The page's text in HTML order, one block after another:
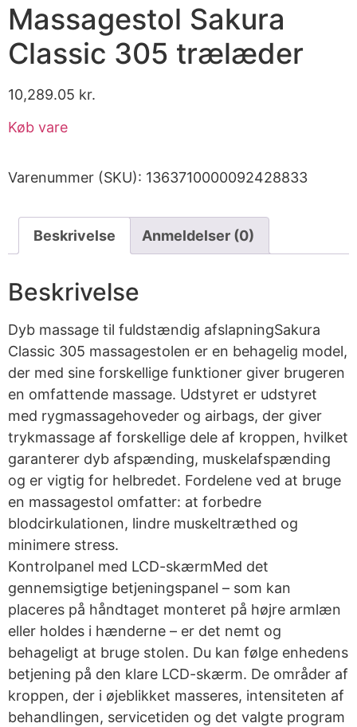
Massagestol Sakura
Classic 305 trælæder
10,289.05 kr.
Køb vare
Varenummer (SKU): 1363710000092428833
Beskrivelse Anmeldelser (0)
Beskrivelse
Dyb massage til fuldstændig afslapningSakura
Classic 305 massagestolen er en behagelig model,
der med sine forskellige funktioner giver brugeren
en omfattende massage. Udstyret er udstyret
med rygmassagehoveder og airbags, der giver
trykmassage af forskellige dele af kroppen, hvilket
garanterer dyb afspænding, muskelafspænding
og er vigtig for helbredet. Fordelene ved at bruge
en massagestol omfatter: at forbedre
blodcirkulationen, lindre muskeltræthed og
minimere stress.
Kontrolpanel med LCD-skærmMed det
gennemsigtige betjeningspanel – som kan
placeres på håndtaget monteret på højre armlæn
eller holdes i hænderne – er det nemt og
behageligt at bruge stolen. Du kan følge enhedens
betjening på den klare LCD-skærm. De områder af
kroppen, der i øjeblikket masseres, intensiteten af
behandlingen, servicetiden og det valgte program